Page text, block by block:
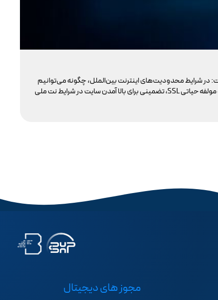
شرایط محدودیت‌های اینترنت بین‌الملل، چگونه می‌توانیم
پایداری دسترسی کاربران داخلی به سایت خود را تضمین کنیم؟ بسیاری گمان می‌کنند تنها دامنه .ir کافی است، اما حقیقت این است که بدون توجه به مولفه حیاتی SSL، تضمینی برای بالا آمدن سایت در شرایط نت ملی
مجوز های دیجیتال